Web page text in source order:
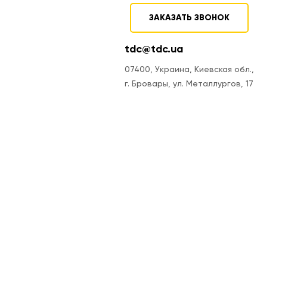
ЗАКАЗАТЬ ЗВОНОК
tdc@tdc.ua
07400, Украина, Киевская обл.,
г. Бровары, ул. Металлургов, 17